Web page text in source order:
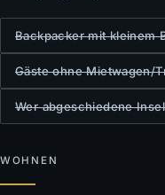
Backpacker mit kleinem
Gäste ohne Mietwagen/
Wer abgeschiedene
WOHNEN